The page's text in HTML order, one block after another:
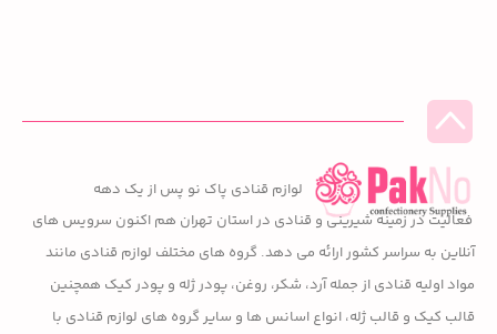
لوازم قنادی پاک نو پس از یک دهه
فعالیت در زمینه شیرینی و قنادی در استان تهران هم اکنون سرویس های
آنلاین به سراسر کشور ارائه می دهد. گروه های مختلف لوازم قنادی مانند
مواد اولیه قنادی از جمله آرد، شکر، روغن، پودر ژله و پودر کیک همچنین
قالب کیک و قالب ژله، انواع اسانس ها و سایر گروه های لوازم قنادی با